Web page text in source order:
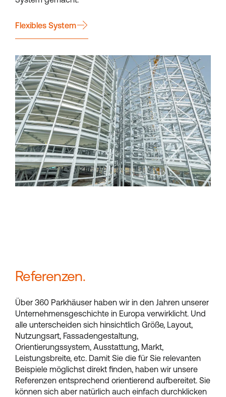
Flexibles System
Referenzen.
Über 360 Parkhäuser haben wir in den Jahren unserer
Unternehmensgeschichte in Europa verwirklicht. Und
alle unterscheiden sich hinsichtlich Größe, Layout,
Nutzungsart, Fassadengestaltung,
Orientierungssystem, Ausstattung, Markt,
Leistungsbreite, etc. Damit Sie die für Sie relevanten
Beispiele möglichst direkt finden, haben wir unsere
Referenzen entsprechend orientierend aufbereitet. Sie
können sich aber natürlich auch einfach durchklicken